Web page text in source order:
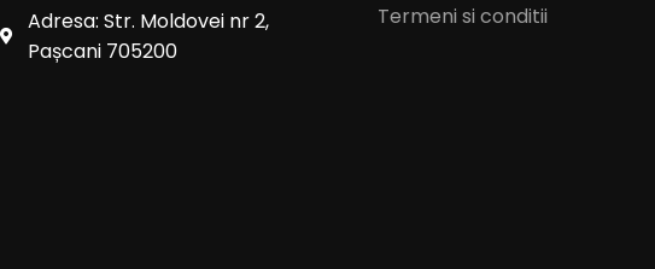
Adresa: Str. Moldovei nr 2,
Pașcani 705200
Termeni si conditii